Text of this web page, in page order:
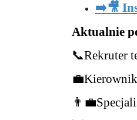
➡️🎥
Aktualnie
📞Rekruter
💼
👨‍💼